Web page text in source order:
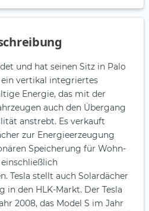
und hat seinen Sitz in Palo
ein vertikal integriertes
Energie, das mit der
auch den Übergang
anstrebt. Es verkauft
zur Energieerzeugung
Speicherung für Wohn-
Tesla stellt auch Solardächer
in den HLK-Markt. Der Tesla
2008, das Model S im Jahr